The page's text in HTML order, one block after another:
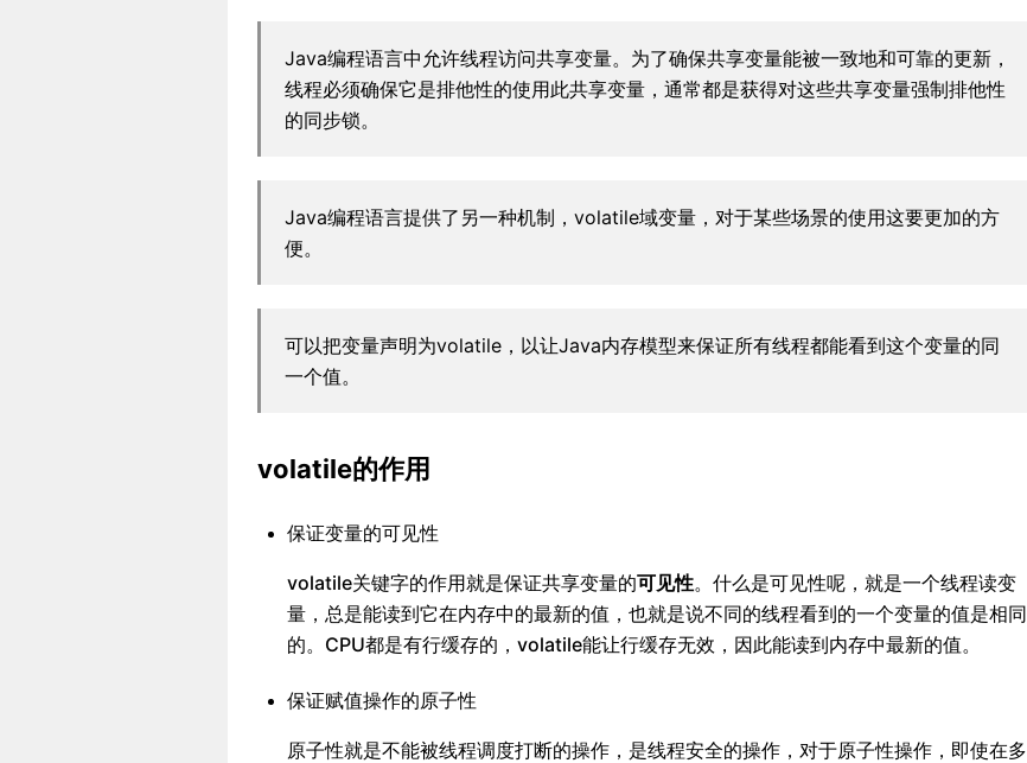
Java编程语言中允许线程访问共享变量。为了确保共享变量能被一致地和可靠的更新，
线程必须确保它是排他性的使用此共享变量，通常都是获得对这些共享变量强制排他性
的同步锁。
Java编程语言提供了另一种机制，volatile域变量，对于某些场景的使用这要更加的方
便。
可以把变量声明为volatile，以让Java内存模型来保证所有线程都能看到这个变量的同
一个值。
volatile的作用
保证变量的可见性
volatile关键字的作用就是保证共享变量的可见性。什么是可见性呢，就是一个线程读变
量，总是能读到它在内存中的最新的值，也就是说不同的线程看到的一个变量的值是相同
的。CPU都是有行缓存的，volatile能让行缓存无效，因此能读到内存中最新的值。
保证赋值操作的原子性
原子性就是不能被线程调度打断的操作，是线程安全的操作，对于原子性操作，即使在多